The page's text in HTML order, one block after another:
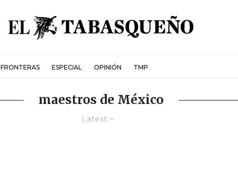
FRONTERAS ESPECIAL OPINIÓN TMP
maestros de México
Latest